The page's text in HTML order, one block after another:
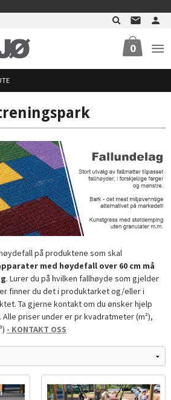
0
på produktene som skal
med høydefall over 60 cm må
. Lurer du på hvilken fallhøyde som gjelder
finner du det i produktarket og/eller i
Ta gjerne kontakt om du ønsker hjelp
priser under er pr kvadratmeter (m²),
- KONTAKT OSS